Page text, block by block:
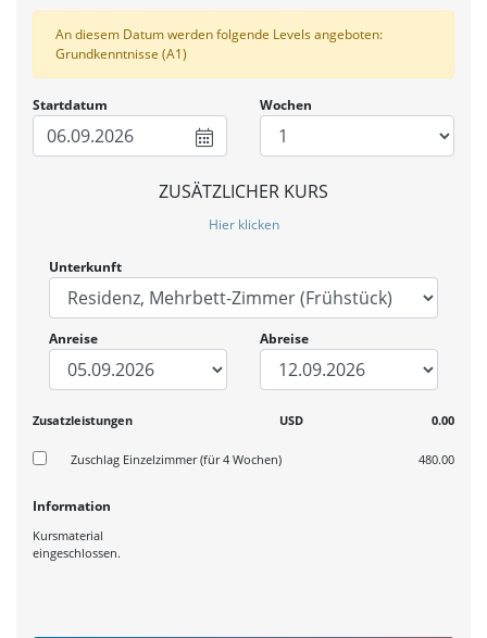
An diesem Datum werden folgende Levels angeboten:
Grundkenntnisse (A1)
Startdatum
06.09.2026
Wochen
ZUSÄTZLICHER KURS
Hier klicken
Unterkunft
Anreise Abreise
Zusatzleistungen USD 0.00
Zuschlag Einzelzimmer (für 4 Wochen) 480.00
Information
Kursmaterial
eingeschlossen.